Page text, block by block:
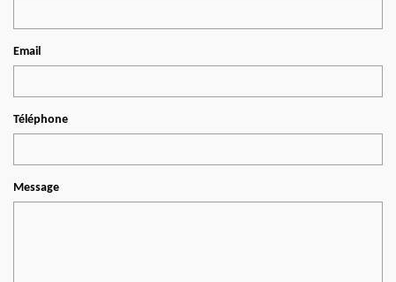
Email
Téléphone
Message